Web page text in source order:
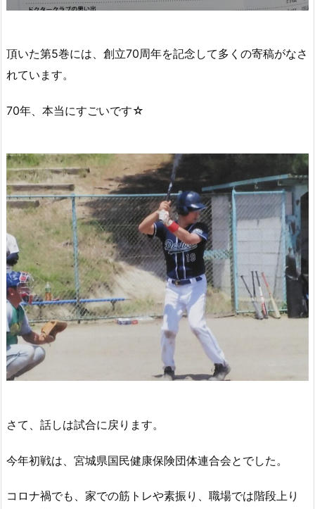
頂いた第5巻には、創立70周年を記念して多くの寄稿がなさ
れています。
70年、本当にすごいです☆
さて、話しは試合に戻ります。
今年初戦は、宮城県国民健康保険団体連合会とでした。
コロナ禍でも、家での筋トレや素振り、職場では階段上り